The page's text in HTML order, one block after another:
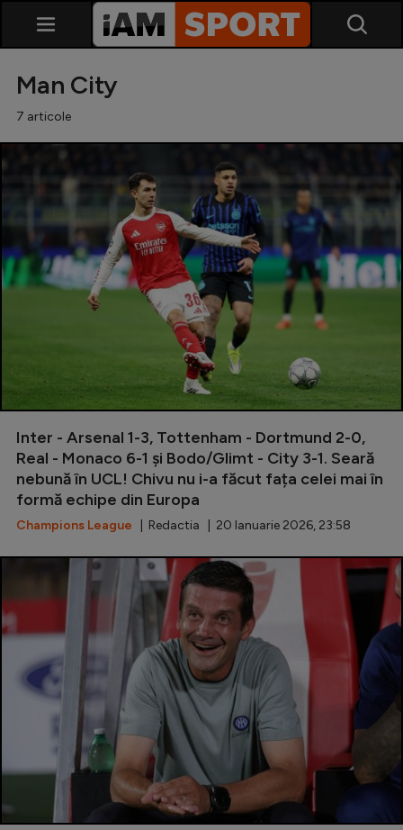
SuperLiga
Liga 2
Cupa României
Echipa Națională
Fotbal feminin
Special
Diverse
Inedit
Clasamente
Champions League
Europa League
Conference League
CM 2026
Premier League
LaLiga
Man City
7 articole
Inter - Arsenal 1-3, Tottenham - Dortmund 2-0,
Real - Monaco 6-1 și Bodo/Glimt - City 3-1. Seară
nebună în UCL! Chivu nu i-a făcut fața celei mai în
formă echipe din Europa
Champions League | Redactia | 20 Ianuarie 2026, 23:58